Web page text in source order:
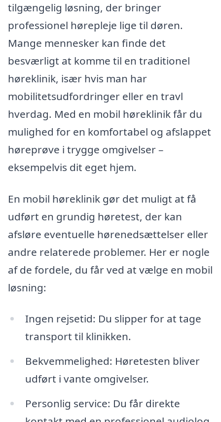
tilgængelig løsning, der bringer
professionel hørepleje lige til døren.
Mange mennesker kan finde det
besværligt at komme til en traditionel
høreklinik, især hvis man har
mobilitetsudfordringer eller en travl
hverdag. Med en mobil høreklinik får du
mulighed for en komfortabel og afslappet
høreprøve i trygge omgivelser –
eksempelvis dit eget hjem.
En mobil høreklinik gør det muligt at få
udført en grundig høretest, der kan
afsløre eventuelle hørenedsættelser eller
andre relaterede problemer. Her er nogle
af de fordele, du får ved at vælge en mobil
løsning:
Ingen rejsetid: Du slipper for at tage
transport til klinikken.
Bekvemmelighed: Høretesten bliver
udført i vante omgivelser.
Personlig service: Du får direkte